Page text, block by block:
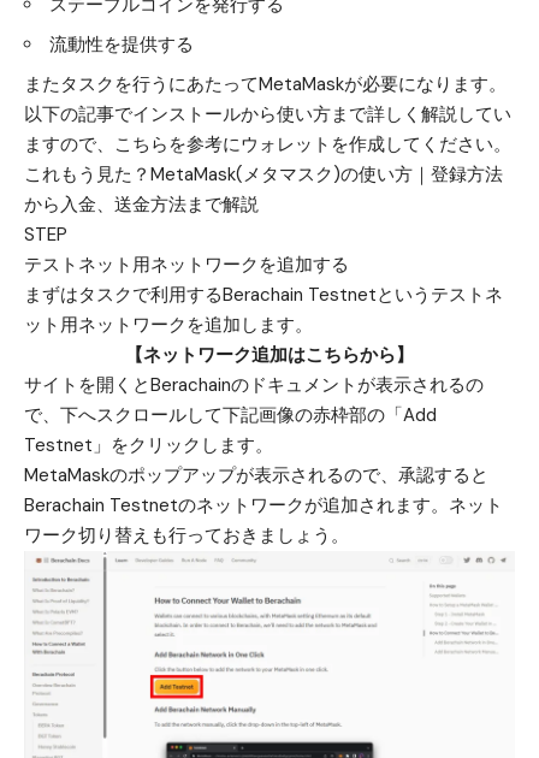
ステーブルコインを発行する
流動性を提供する
またタスクを行うにあたってMetaMaskが必要になります。
以下の記事でインストールから使い方まで詳しく解説してい
ますので、こちらを参考にウォレットを作成してください。
これもう見た？ MetaMask(メタマスク)の使い方｜登録方法
から入金、送金方法まで解説
STEP
テストネット用ネットワークを追加する
まずはタスクで利用するBerachain Testnetというテストネ
ット用ネットワークを追加します。
【ネットワーク追加はこちらから】
サイトを開くとBerachainのドキュメントが表示されるの
で、下へスクロールして下記画像の赤枠部の「Add
Testnet」をクリックします。
MetaMaskのポップアップが表示されるので、承認すると
Berachain Testnetのネットワークが追加されます。ネット
ワーク切り替えも行っておきましょう。